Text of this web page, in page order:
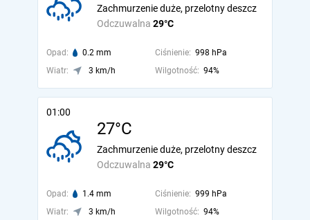
Odczuwalna 29°C
Zachmurzenie duże, przelotny deszcz
Opad: 0.2 mm Ciśnienie: 998 hPa
Wiatr:
3 km/h Wilgotność: 94%
01:00
27°C
Odczuwalna 29°C
Zachmurzenie duże, przelotny deszcz
Opad: 1.4 mm Ciśnienie: 999 hPa
Wiatr:
3 km/h Wilgotność: 94%